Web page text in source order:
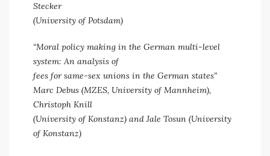
Stecker
(University of Potsdam)
“Moral policy making in the German multi-level
system: An analysis of
fees for same-sex unions in the German states”
Marc Debus (MZES, University of Mannheim),
Christoph Knill
(University of Konstanz) and Jale Tosun (University
of Konstanz)